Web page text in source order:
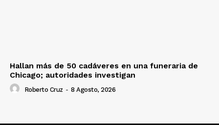
Hallan más de 50 cadáveres en una funeraria de
Chicago; autoridades investigan
Roberto Cruz - 8 Agosto, 2026